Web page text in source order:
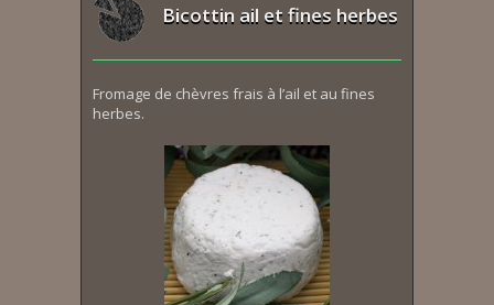
Bicottin ail et fines herbes
Fromage de chèvres frais à l’ail et au fines
herbes.